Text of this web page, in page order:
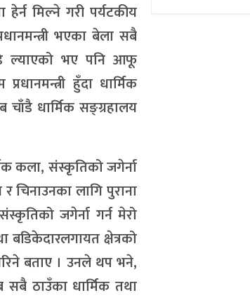
मिल्ने गरी पर्यटकीय
भएका बेला सबै
ल्याएको भए पनि आफू
हुँदा धार्मिक
धार्मिक सङ्ग्रहालय
कला, संस्कृतिको जगेर्ना
चिनाउनका लागि पुराना
जगेर्ना गर्न मेरो
बडिकेदारलगायत क्षेत्रको
बताए । उनले थप भने,
सबै ठाउँका धार्मिक तथा